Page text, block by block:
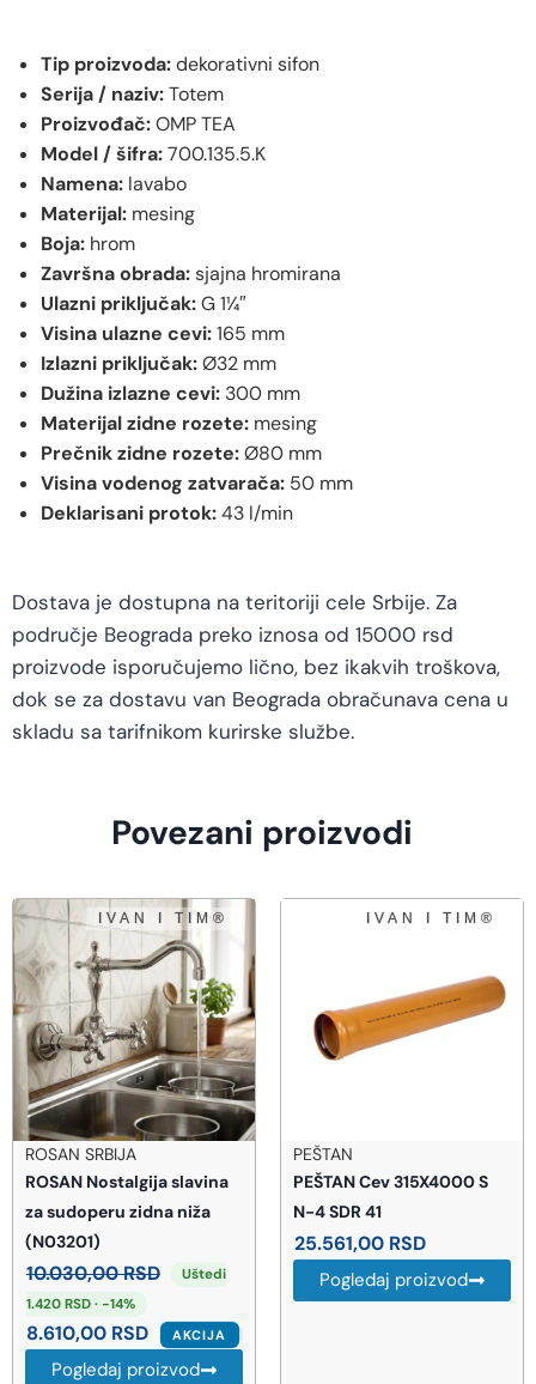
Tip proizvoda:dekorativni sifon
Serija / naziv:Totem
Proizvođač:OMP TEA
Model / šifra:700.135.5.K
Namena: lavabo
Materijal: mesing
Boja: hrom
Završna obrada:sjajna hromirana
Ulazni priključak:G 1¼″
Visina ulazne cevi:165 mm
Izlazni priključak:Ø32 mm
Dužina izlazne cevi: 300 mm
Materijal zidne rozete: mesing
Prečnik zidne rozete:Ø80 mm
Visina vodenog zatvarača: 50 mm
Deklarisani protok:43 l/min
Dostava je dostupna na teritoriji cele Srbije. Za
područje Beograda preko iznosa od 15000 rsd
proizvode isporučujemo lično, bez ikakvih troškova,
dok se za dostavu van Beograda obračunava cena u
skladu sa tarifnikom kurirske službe.
Povezani proizvodi
ROSAN SRBIJA
ROSAN Nostalgija slavina
za sudoperu zidna niža
(N03201)
10.030,00RSD
Uštedi
1.420 RSD · -14%
8.610,00 RSD AKCIJA
Pogledaj proizvod
PEŠTAN
PEŠTAN Cev 315X4000 S
N-4 SDR 41
25.561,00 RSD
Pogledaj proizvod